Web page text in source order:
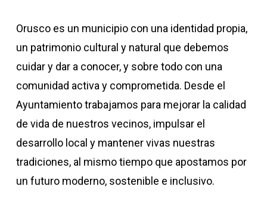
Orusco es un municipio con una identidad propia,
un patrimonio cultural y natural que debemos
cuidar y dar a conocer, y sobre todo con una
comunidad activa y comprometida. Desde el
Ayuntamiento trabajamos para mejorar la calidad
de vida de nuestros vecinos, impulsar el
desarrollo local y mantener vivas nuestras
tradiciones, al mismo tiempo que apostamos por
un futuro moderno, sostenible e inclusivo.